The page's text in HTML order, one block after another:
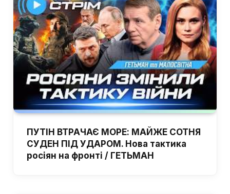
ПУТІН ВТРАЧАЄ МОРЕ: МАЙЖЕ СОТНЯ
СУДЕН ПІД УДАРОМ. Нова тактика
росіян на фронті / ГЕТЬМАН